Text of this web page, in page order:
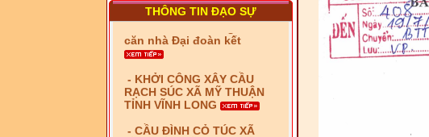
THÔNG TIN ĐẠO SỰ
căn nhà Đại đoàn kết
- KHỞI CÔNG XÂY CẦU
RẠCH SÚC XÃ MỸ THUẬN
TỈNH VĨNH LONG
- CẦU ĐÌNH CỎ TÚC XÃ
VĨNH HẬU ĐÃ ĐƯỢC SỬA
CHỮA